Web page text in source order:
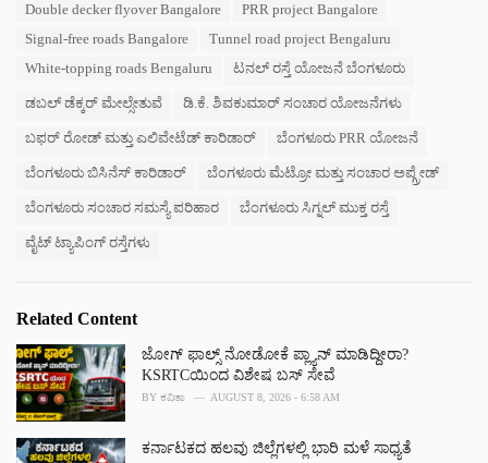
Double decker flyover Bangalore
PRR project Bangalore
Signal-free roads Bangalore
Tunnel road project Bengaluru
White-topping roads Bengaluru
ಟನಲ್ ರಸ್ತೆ ಯೋಜನೆ ಬೆಂಗಳೂರು
ಡಬಲ್ ಡೆಕ್ಕರ್ ಮೇಲ್ಸೇತುವೆ ಡಿ.ಕೆ. ಶಿವಕುಮಾರ್ ಸಂಚಾರ ಯೋಜನೆಗಳು
ಬಫರ್ ರೋಡ್ ಮತ್ತು ಎಲಿವೇಟೆಡ್ ಕಾರಿಡಾರ್ ಬೆಂಗಳೂರು PRR ಯೋಜನೆ
ಬೆಂಗಳೂರು ಬಿಸಿನೆಸ್ ಕಾರಿಡಾರ್ ಬೆಂಗಳೂರು ಮೆಟ್ರೋ ಮತ್ತು ಸಂಚಾರ ಅಪ್ಗ್ರೇಡ್
ಬೆಂಗಳೂರು ಸಂಚಾರ ಸಮಸ್ಯೆ ಪರಿಹಾರ ಬೆಂಗಳೂರು ಸಿಗ್ನಲ್ ಮುಕ್ತ ರಸ್ತೆ
ವೈಟ್ ಟ್ಯಾಪಿಂಗ್ ರಸ್ತೆಗಳು
Related Content
ಜೋಗ್ ಫಾಲ್ಸ್ ನೋಡೋಕೆ ಪ್ಲ್ಯಾನ್ ಮಾಡಿದ್ದೀರಾ?
KSRTCಯಿಂದ ವಿಶೇಷ ಬಸ್ ಸೇವೆ
BY ಕವಿತಾ AUGUST 8, 2026 - 6:58 AM
ಕರ್ನಾಟಕದ ಹಲವು ಜಿಲ್ಲೆಗಳಲ್ಲಿ ಭಾರಿ ಮಳೆ ಸಾಧ್ಯತೆ